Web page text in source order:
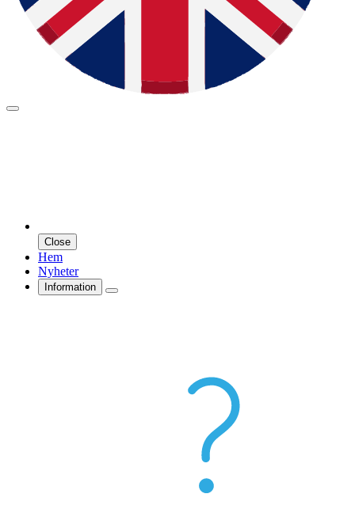
Close
Hem
Nyheter
Information